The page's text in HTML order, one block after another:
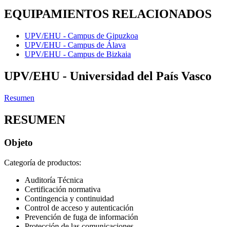
EQUIPAMIENTOS RELACIONADOS
UPV/EHU - Campus de Gipuzkoa
UPV/EHU - Campus de Álava
UPV/EHU - Campus de Bizkaia
UPV/EHU - Universidad del País Vasco
Resumen
RESUMEN
Objeto
Categoría de productos:
Auditoría Técnica
Certificación normativa
Contingencia y continuidad
Control de acceso y autenticación
Prevención de fuga de información